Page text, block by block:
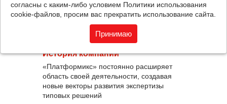
История компании
«Платформикс» постоянно расширяет
область своей деятельности, создавая
новые векторы развития экспертизы
типовых решений
согласны с каким-либо условием Политики использования
cookie-файлов, просим вас прекратить использование сайта.
Принимаю